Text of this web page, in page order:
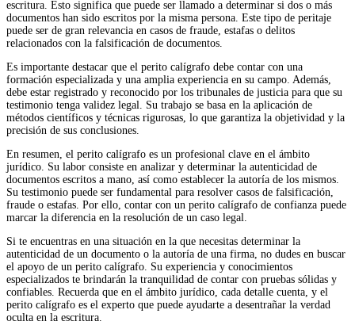
escritura. Esto significa que puede ser llamado a determinar si dos o más
documentos han sido escritos por la misma persona. Este tipo de peritaje
puede ser de gran relevancia en casos de fraude, estafas o delitos
relacionados con la falsificación de documentos.
Es importante destacar que el perito calígrafo debe contar con una
formación especializada y una amplia experiencia en su campo. Además,
debe estar registrado y reconocido por los tribunales de justicia para que su
testimonio tenga validez legal. Su trabajo se basa en la aplicación de
métodos científicos y técnicas rigurosas, lo que garantiza la objetividad y la
precisión de sus conclusiones.
En resumen, el perito calígrafo es un profesional clave en el ámbito
jurídico. Su labor consiste en analizar y determinar la autenticidad de
documentos escritos a mano, así como establecer la autoría de los mismos.
Su testimonio puede ser fundamental para resolver casos de falsificación,
fraude o estafas. Por ello, contar con un perito calígrafo de confianza puede
marcar la diferencia en la resolución de un caso legal.
Si te encuentras en una situación en la que necesitas determinar la
autenticidad de un documento o la autoría de una firma, no dudes en buscar
el apoyo de un perito calígrafo. Su experiencia y conocimientos
especializados te brindarán la tranquilidad de contar con pruebas sólidas y
confiables. Recuerda que en el ámbito jurídico, cada detalle cuenta, y el
perito calígrafo es el experto que puede ayudarte a desentrañar la verdad
oculta en la escritura.